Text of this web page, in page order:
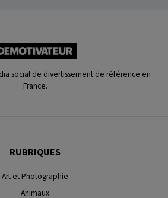
social de divertissement de référence en
France.
RUBRIQUES
Art et Photographie
Animaux